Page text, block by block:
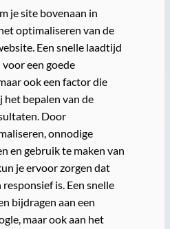
je site bovenaan in
optimaliseren van de
Een snelle laadtijd
een goede
ook een factor die
het bepalen van de
Door
onnodige
en gebruik te maken van
je ervoor zorgen dat
is. Een snelle
bijdragen aan een
maar ook aan het